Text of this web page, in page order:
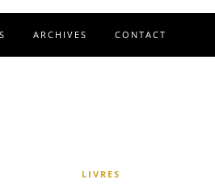
ARCHIVES CONTACT
LIVRES